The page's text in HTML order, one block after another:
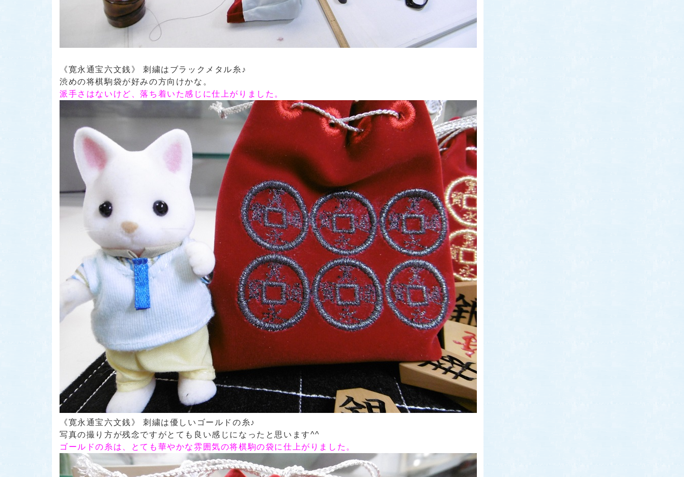
《寛永通宝六文銭》 刺繍はブラックメタル糸♪
渋めの将棋駒袋が好みの方向けかな。
派手さはないけど、落ち着いた感じに仕上がりました。
《寛永通宝六文銭》 刺繍は優しいゴールドの糸♪
写真の撮り方が残念ですがとても良い感じになったと思います^^
ゴールドの糸は、とても華やかな雰囲気の将棋駒の袋に仕上がりました。